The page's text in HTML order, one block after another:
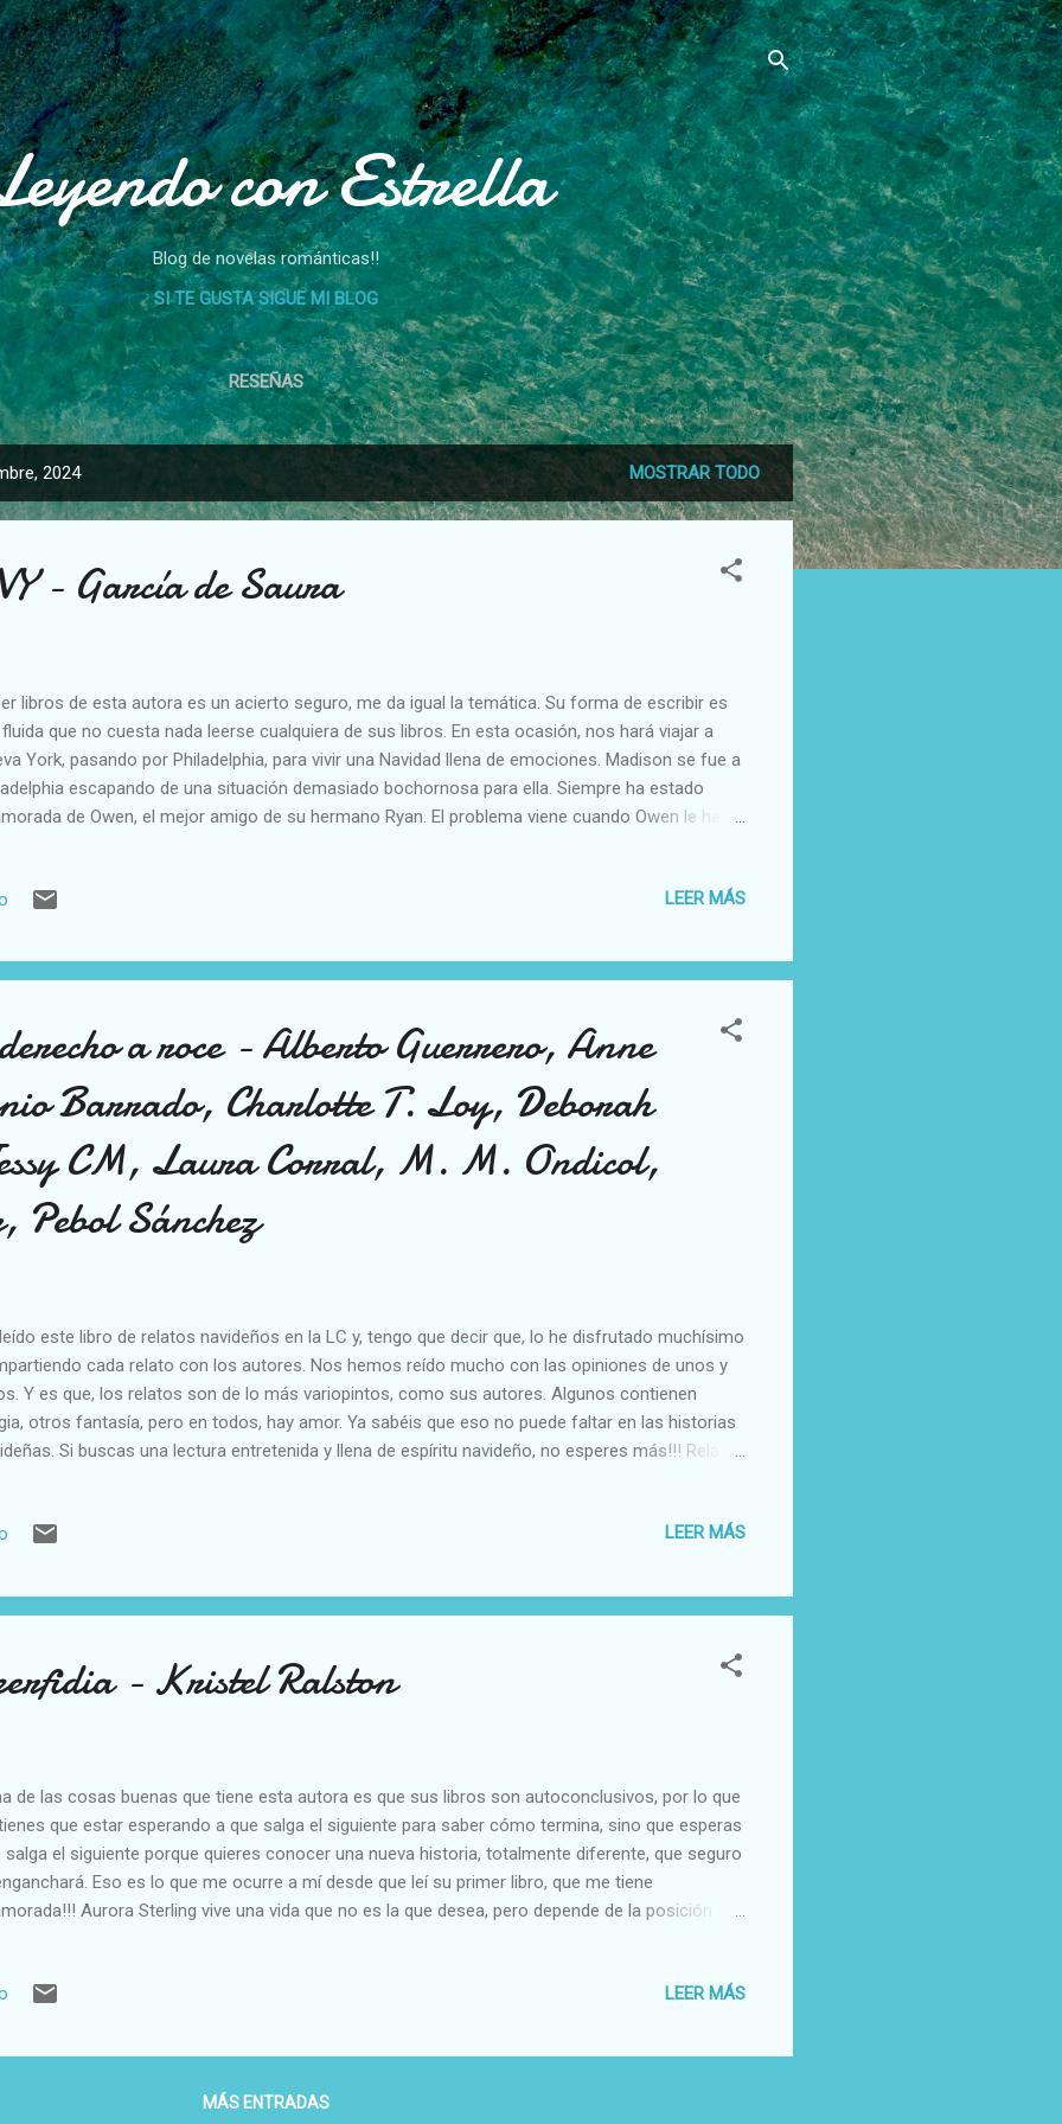
Ir al contenido principal
con Estrella
Blog de novelas románticas!!
SI TE GUSTA SIGUE MI BLOG
RESEÑAS
2024 MOSTRAR TODO
- García de Saura
libros de esta autora es un acierto seguro, me da igual la temática. Su forma de escribir es
que no cuesta nada leerse cualquiera de sus libros. En esta ocasión, nos hará viajar a
York, pasando por Philadelphia, para vivir una Navidad llena de emociones. Madison se fue a
escapando de una situación demasiado bochornosa para ella. Siempre ha estado
de Owen, el mejor amigo de su hermano Ryan. El problema viene cuando Owen le hace
decepcionada y traicionada, lo que afecta también a la buena relación que existía entre
las fiestas con su familia en Nueva York, el Alzheimer de su abuelo George está
y no quiere perderse la oportunidad de pasar esta...
LEER MÁS
a roce - Alberto Guerrero, Anne
Barrado, Charlotte T. Loy, Deborah
CM, Laura Corral, M. M. Ondicol,
Sánchez
este libro de relatos navideños en la LC y, tengo que decir que, lo he disfrutado muchísimo
cada relato con los autores. Nos hemos reído mucho con las opiniones de unos y
Y es que, los relatos son de lo más variopintos, como sus autores. Algunos contienen
otros fantasía, pero en todos, hay amor. Ya sabéis que eso no puede faltar en las historias
Si buscas una lectura entretenida y llena de espíritu navideño, no esperes más!!! Relato
ha viajado desde Boston para fotografiar las auroras boreales, lo que no se esperaba es
si quiere volver a su realidad. Ambos deberán encontrar su propio espíritu navideño, perdido
tiempo por situaciones que l...
LEER MÁS
- Kristel Ralston
de las cosas buenas que tiene esta autora es que sus libros son autoconclusivos, por lo que
que estar esperando a que salga el siguiente para saber cómo termina, sino que esperas
salga el siguiente porque quieres conocer una nueva historia, totalmente diferente, que seguro
Eso es lo que me ocurre a mí desde que leí su primer libro, que me tiene
Aurora Sterling vive una vida que no es la que desea, pero depende de la posición de
le queda un poco para recibir un fideicomiso que no se hará efectivo hasta que cumpla los
ya que vive ciertas situaciones difíciles que la marcan sin remedio. Cuando cree tenerlo
LEER MÁS
MÁS ENTRADAS